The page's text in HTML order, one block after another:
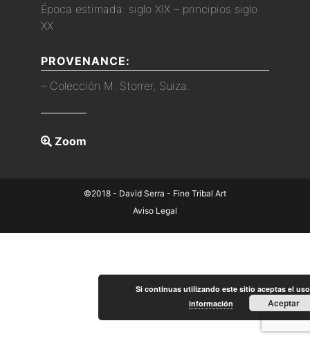
Época estimada: siglo XIX – principios siglo
XX
PROVENANCE:
– Colección M. Storrer, Suiza.
Zoom
©2018 - David Serra - Fine Tribal Art
Aviso Legal
Si continuas utilizando este sitio aceptas el
información
Aceptar